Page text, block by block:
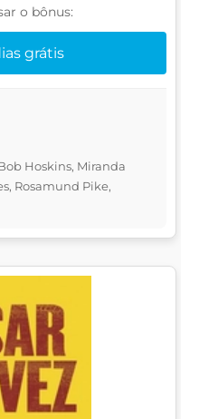
o bônus:
grátis
Hoskins, Miranda
Rosamund Pike,